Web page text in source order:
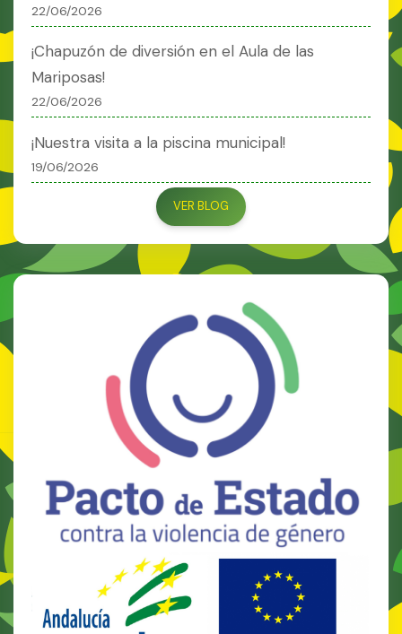
22/06/2026
¡Chapuzón de diversión en el Aula de las
Mariposas!
22/06/2026
¡Nuestra visita a la piscina municipal!
19/06/2026
VER BLOG